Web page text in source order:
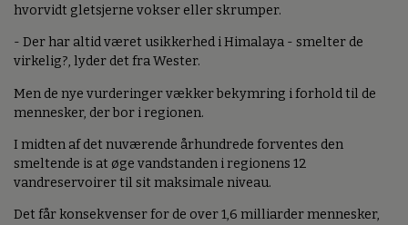
hvorvidt gletsjerne vokser eller skrumper.
- Der har altid været usikkerhed i Himalaya - smelter de
virkelig?, lyder det fra Wester.
Men de nye vurderinger vækker bekymring i forhold til de
mennesker, der bor i regionen.
I midten af det nuværende århundrede forventes den
smeltende is at øge vandstanden i regionens 12
vandreservoirer til sit maksimale niveau.
Det får konsekvenser for de over 1,6 milliarder mennesker,